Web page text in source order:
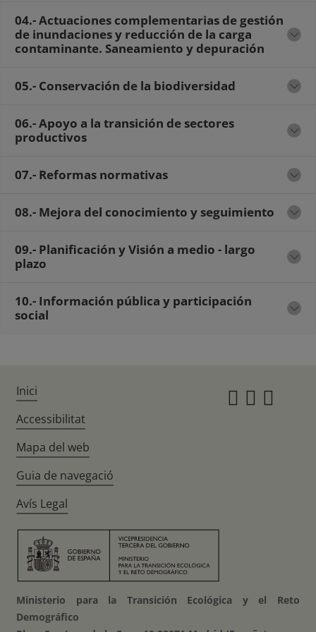
04.- Actuaciones complementarias de gestión
de inundaciones y reducción de la carga
contaminante. Saneamiento y depuración
05.- Conservación de la biodiversidad
06.- Apoyo a la transición de sectores
productivos
07.- Reformas normativas
08.- Mejora del conocimiento y seguimiento
09.- Planificación y Visión a medio - largo
plazo
10.- Información pública y participación
social
Inici
Accessibilitat
Mapa del web
Guia de navegació
Avís Legal
Ministerio para la Transición Ecológica y el Reto
Demográfico